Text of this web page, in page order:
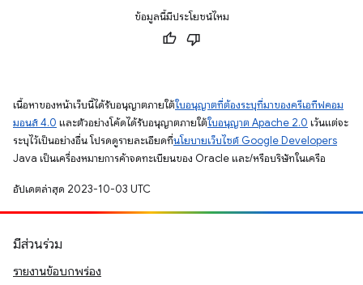
ข้อมูลนี้มีประโยชน์ไหม
เนื้อหาของหน้าเว็บนี้ได้รับอนุญาตภายใต้ใบอนุญาตที่ต้องระบุที่มาของครีเอทีฟคอม
มอนส์ 4.0 และตัวอย่างโค้ดได้รับอนุญาตภายใต้ใบอนุญาต Apache 2.0 เว้นแต่จะ
ระบุไว้เป็นอย่างอื่น โปรดดูรายละเอียดที่นโยบายเว็บไซต์ Google Developers
Java เป็นเครื่องหมายการค้าจดทะเบียนของ Oracle และ/หรือบริษัทในเครือ
อัปเดตล่าสุด 2023-10-03 UTC
มีส่วนร่วม
รายงานข้อบกพร่อง